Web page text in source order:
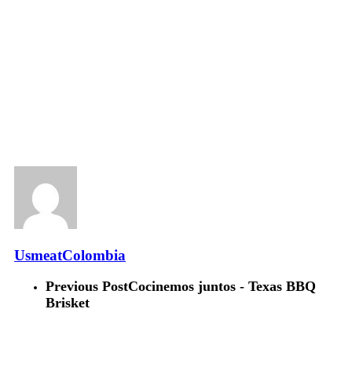
UsmeatColombia
Previous PostCocinemos juntos - Texas BBQ
Brisket